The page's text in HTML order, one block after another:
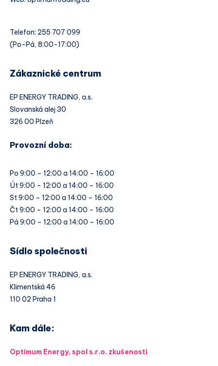
Telefon: 255 707 099
(Po-Pá, 8:00-17:00)
Zákaznické centrum
EP ENERGY TRADING, a.s.
Slovanská alej 30
326 00 Plzeň
Provozní doba:
Po 9:00 – 12:00 a 14:00 – 16:00
Út 9:00 – 12:00 a 14:00 – 16:00
St 9:00 – 12:00 a 14:00 – 16:00
Čt 9:00 – 12:00 a 14:00 – 16:00
Pá 9:00 – 12:00 a 14:00 – 16:00
Sídlo společnosti
EP ENERGY TRADING, a.s.
Klimentská 46
110 02 Praha 1
Kam dále:
Optimum Energy, spol s.r.o. zkušenosti